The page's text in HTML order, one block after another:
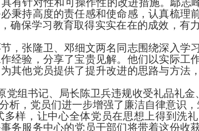
有针对性和可操作性的改进措施。鄢志
秉持高度的责任感和使命感，认真梳理
确保学习教育取得实实在在的成效，有
，张隆卫、邓细文两名同志围绕深入学
经验，分享了宝贵见解。他们以实际工
其他党员提供了提升改进的思路与方法
党组书记、局长陈卫兵违规收受礼品礼
析，党员们进一步增强了廉洁自律意识，
样，让中心全体党员在思想上得到洗
务服务中心的党员干部们将带着这份收